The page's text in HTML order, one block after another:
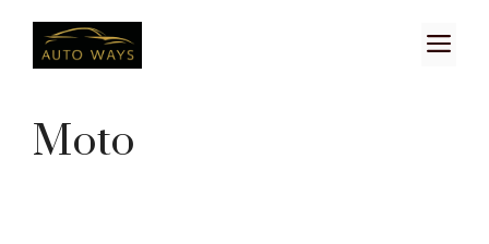
contenu
Moto